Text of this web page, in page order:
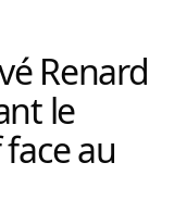
Renard
le
au